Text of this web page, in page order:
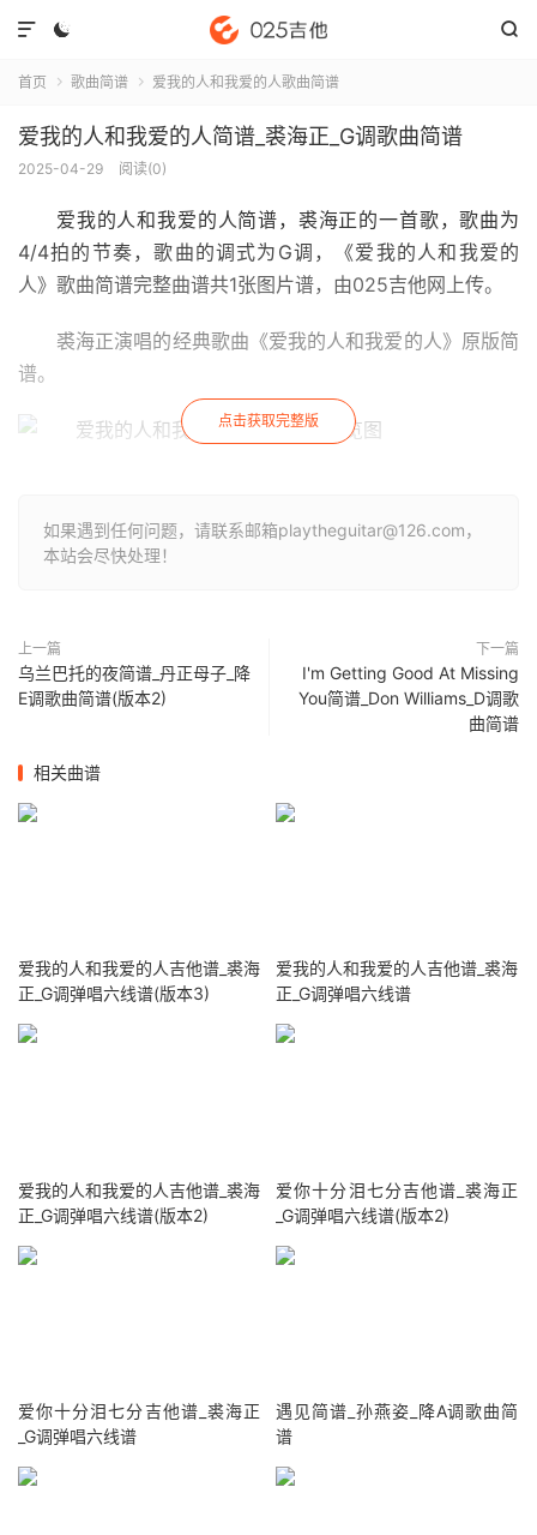
 

首页  歌曲简谱  爱我的人和我爱的人歌曲简谱
爱我的人和我爱的人简谱_裘海正_G调歌曲简谱
2025-04-29 阅读(0)
爱我的人和我爱的人简谱，裘海正的一首歌，歌曲为
4/4拍的节奏，歌曲的调式为G调，《爱我的人和我爱的
人》歌曲简谱完整曲谱共1张图片谱，由025吉他网上传。
裘海正演唱的经典歌曲《爱我的人和我爱的人》原版简
谱。
点击获取完整版
如果遇到任何问题，请联系邮箱playtheguitar@126.com，
本站会尽快处理！
上一篇
乌兰巴托的夜简谱_丹正母子_降
E调歌曲简谱(版本2)
下一篇
I'm Getting Good At Missing
You简谱_Don Williams_D调歌
曲简谱
相关曲谱
爱我的人和我爱的人吉他谱_裘海
正_G调弹唱六线谱(版本3)
爱我的人和我爱的人吉他谱_裘海
正_G调弹唱六线谱
爱我的人和我爱的人吉他谱_裘海
正_G调弹唱六线谱(版本2)
爱你十分泪七分吉他谱_裘海正
_G调弹唱六线谱(版本2)
爱你十分泪七分吉他谱_裘海正
_G调弹唱六线谱
遇见简谱_孙燕姿_降A调歌曲简
谱